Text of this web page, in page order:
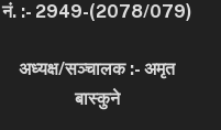
नं. :- 2949-(2078/079)
अध्यक्ष/सञ्चालक :- अमृत
बास्कुने